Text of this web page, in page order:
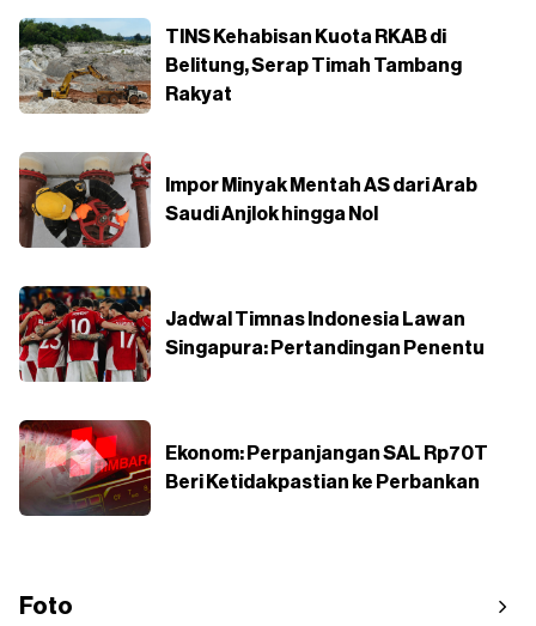
TINS Kehabisan Kuota RKAB di
Belitung, Serap Timah Tambang
Rakyat
Impor Minyak Mentah AS dari Arab
Saudi Anjlok hingga Nol
Jadwal Timnas Indonesia Lawan
Singapura: Pertandingan Penentu
Ekonom: Perpanjangan SAL Rp70T
Beri Ketidakpastian ke Perbankan
Foto